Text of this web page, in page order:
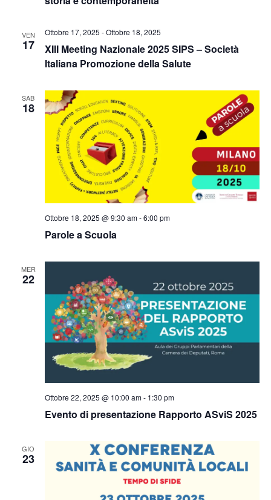
VEN
17
XIII Meeting Nazionale 2025 SIPS – Società
Italiana Promozione della Salute
Ottobre 17, 2025 -Ottobre 18, 2025
SAB
18
Parole a Scuola
Ottobre 18, 2025 @ 9:30 am-6:00 pm
MER
22
Evento di presentazione Rapporto ASviS 2025
Ottobre 22, 2025 @ 10:00 am- 1:30 pm
GIO
23